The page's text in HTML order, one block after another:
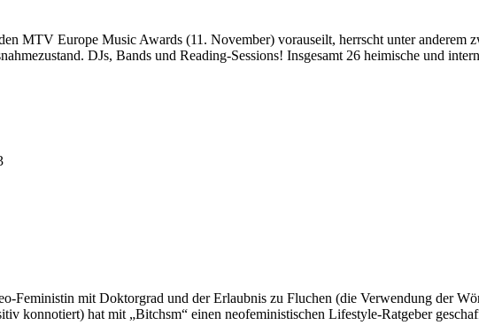
MTV Europe Music Awards (11. November) vorauseilt, herrscht unter anderem
DJs, Bands und Reading-Sessions! Insgesamt 26 heimische und
Feministin mit Doktorgrad und der Erlaubnis zu Fluchen (die Verwendung der
konnotiert) hat mit „Bitchsm“ einen neofeministischen Lifestyle-Ratgeber